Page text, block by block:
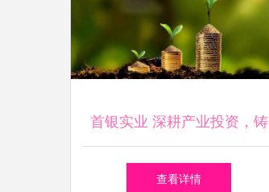
首银实业 深耕产业投资，铸
就领域领军地位
查看详情